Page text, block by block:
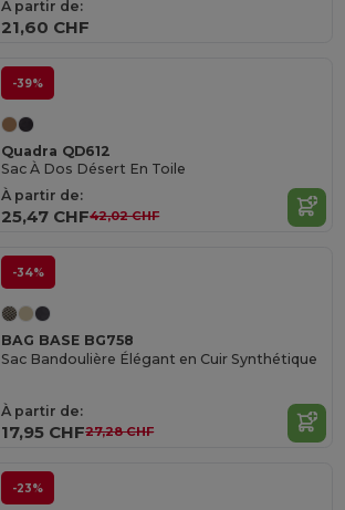
À partir de:
21,60 CHF
-39%
Quadra QD612
Sac À Dos Désert En Toile
À partir de:
25,47 CHF42,02 CHF
-34%
BAG BASE BG758
Sac Bandoulière Élégant en Cuir Synthétique
À partir de:
17,95 CHF27,28 CHF
-23%